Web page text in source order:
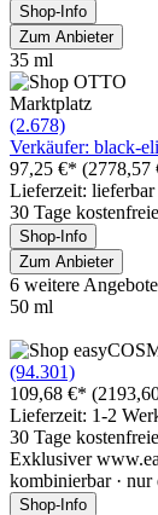
Shop-Info
Zum Anbieter
35 ml
Marktplatz
(2.678)
Verkäufer: black-
97,25 €* (2778,57
Lieferzeit:
30 Tage
Shop-Info
Zum Anbieter
6 weitere
50 ml
(94.301)
109,68 €*
Lieferzeit: 1-2
30 Tage
Exklusiver
kombinierbar ·
Shop-Info